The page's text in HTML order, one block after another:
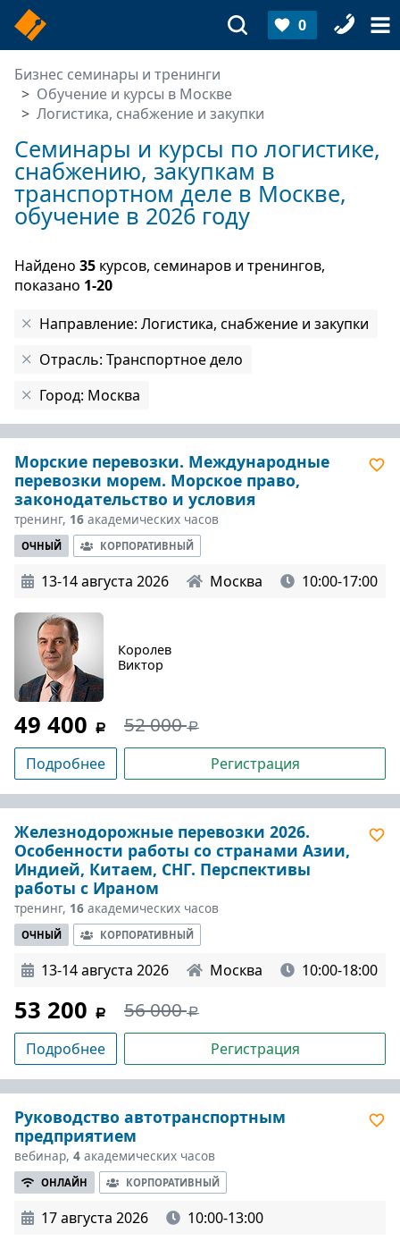
0
Бизнес семинары и тренинги
Обучение и курсы в Москве
Логистика, снабжение и закупки
Семинары и курсы по логистике,
снабжению, закупкам в
транспортном деле в Москве,
обучение в 2026 году
Найдено 35 курсов, семинаров и тренингов,
показано 1-20
Направление: Логистика, снабжение и закупки
Отрасль: Транспортное дело
Город: Москва
Морские перевозки. Международные
перевозки морем. Морское право,
законодательство и условия
тренинг, 16 академических часов
ОЧНЫЙ КОРПОРАТИВНЫЙ
13-14 августа 2026 Москва 10:00-17:00
Королев
Виктор
49 400 52 000
Подробнее Регистрация
Железнодорожные перевозки 2026.
Особенности работы со странами Азии,
Индией, Китаем, СНГ. Перспективы
работы с Ираном
тренинг, 16 академических часов
ОЧНЫЙ КОРПОРАТИВНЫЙ
13-14 августа 2026 Москва 10:00-18:00
53 200 56 000
Подробнее Регистрация
Руководство автотранспортным
предприятием
вебинар, 4 академических часов
ОНЛАЙН КОРПОРАТИВНЫЙ
17 августа 2026 10:00-13:00